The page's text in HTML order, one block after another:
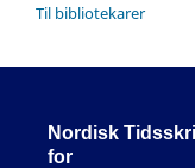
Til bibliotekarer
Nordisk
for